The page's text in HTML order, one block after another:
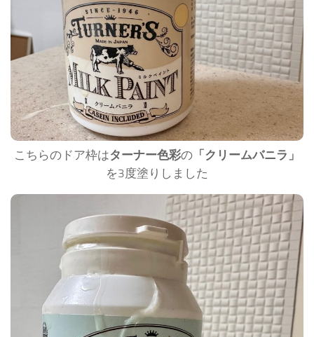
こちらのドア枠はターナー色彩の 「クリームバニラ」
を3度塗りしました